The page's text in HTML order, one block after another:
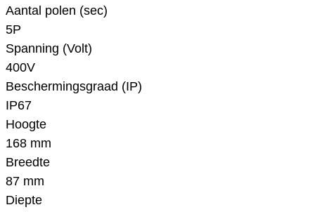
Aantal polen (sec)
5P
Spanning (Volt)
400V
Beschermingsgraad (IP)
IP67
Hoogte
168 mm
Breedte
87 mm
Diepte